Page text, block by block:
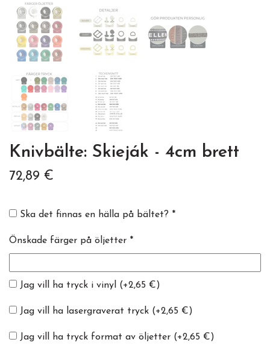
Knivbälte: Skieják - 4cm brett
72,89 €
Ska det finnas en hälla på bältet? *
Önskade färger på öljetter *
Jag vill ha tryck i vinyl (+2,65 €)
Jag vill ha lasergraverat tryck (+2,65 €)
Jag vill ha tryck format av öljetter (+2,65 €)